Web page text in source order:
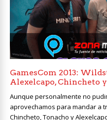
GamesCom 2013:
Alexelcapo, Chincheto
Aunque personalmente no
aprovechamos para mandar a
Chincheto, Tonacho y